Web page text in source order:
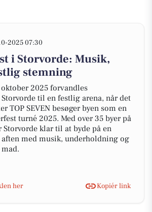
2025 07:30
i Storvorde: Musik,
stemning
2025 forvandles
til en festlig arena, når det
TOP SEVEN besøger byen som en
turné 2025. Med over 35 byer på
klar til at byde på en
med musik, underholdning og
her
Kopiér link